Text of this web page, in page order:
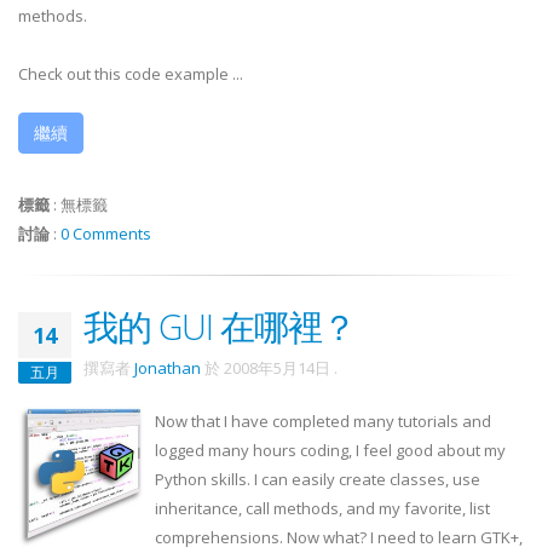
methods.
Check out this code example ...
繼續
標籤 : 無標籤
討論 : 0 Comments
14
五月
我的 GUI 在哪裡？
撰寫者 Jonathan 於 2008年5月14日 .
Now that I have completed many tutorials and
logged many hours coding, I feel good about my
Python skills. I can easily create classes, use
inheritance, call methods, and my favorite, list
comprehensions. Now what? I need to learn GTK+,